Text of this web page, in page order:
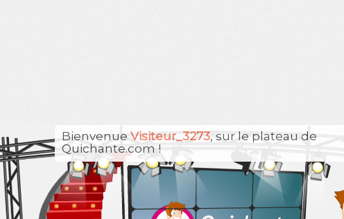
Bienvenue Visiteur_3273, sur le plateau de
Quichante.com !